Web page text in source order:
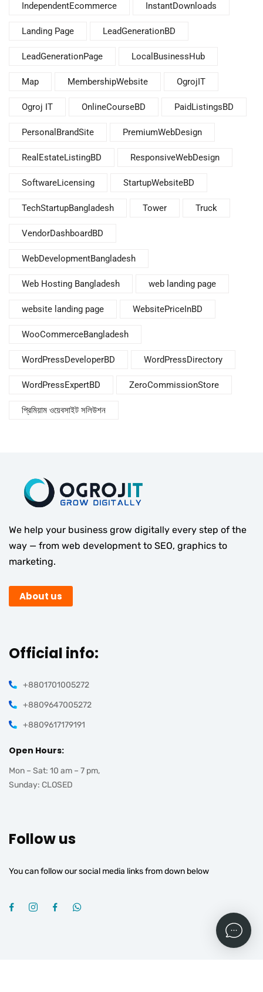
IndependentEcommerce InstantDownloads
Landing Page LeadGenerationBD
LeadGenerationPage LocalBusinessHub
Map MembershipWebsite OgrojIT
Ogroj IT OnlineCourseBD PaidListingsBD
PersonalBrandSite PremiumWebDesign
RealEstateListingBD ResponsiveWebDesign
SoftwareLicensing StartupWebsiteBD
TechStartupBangladesh Tower Truck
VendorDashboardBD
WebDevelopmentBangladesh
Web Hosting Bangladesh web landing page
website landing page WebsitePriceInBD
WooCommerceBangladesh
WordPressDeveloperBD WordPressDirectory
WordPressExpertBD ZeroCommissionStore
প্রিমিয়াম ওয়েবসাইট সলিউশন
We help your business grow digitally every step of the
way — from web development to SEO, graphics to
marketing.
About us
Official info:
+8801701005272
+8809647005272
+8809617179191
Open Hours:
Mon – Sat: 10 am – 7 pm,
Sunday: CLOSED
Follow us
You can follow our social media links from down below